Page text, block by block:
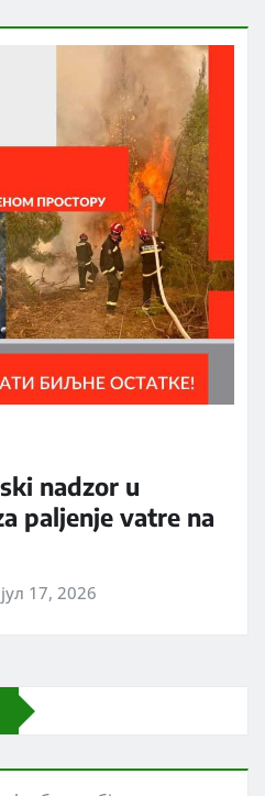
nadzor u
paljenje vatre na
јул 17, 2026